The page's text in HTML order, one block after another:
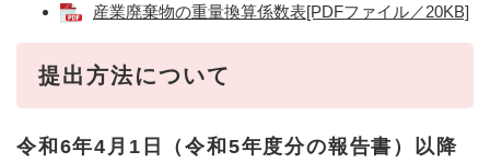
産業廃棄物の重量換算係数表[PDFファイル／20KB]
提出方法について
令和6年4月1日（令和5年度分の報告書）以降